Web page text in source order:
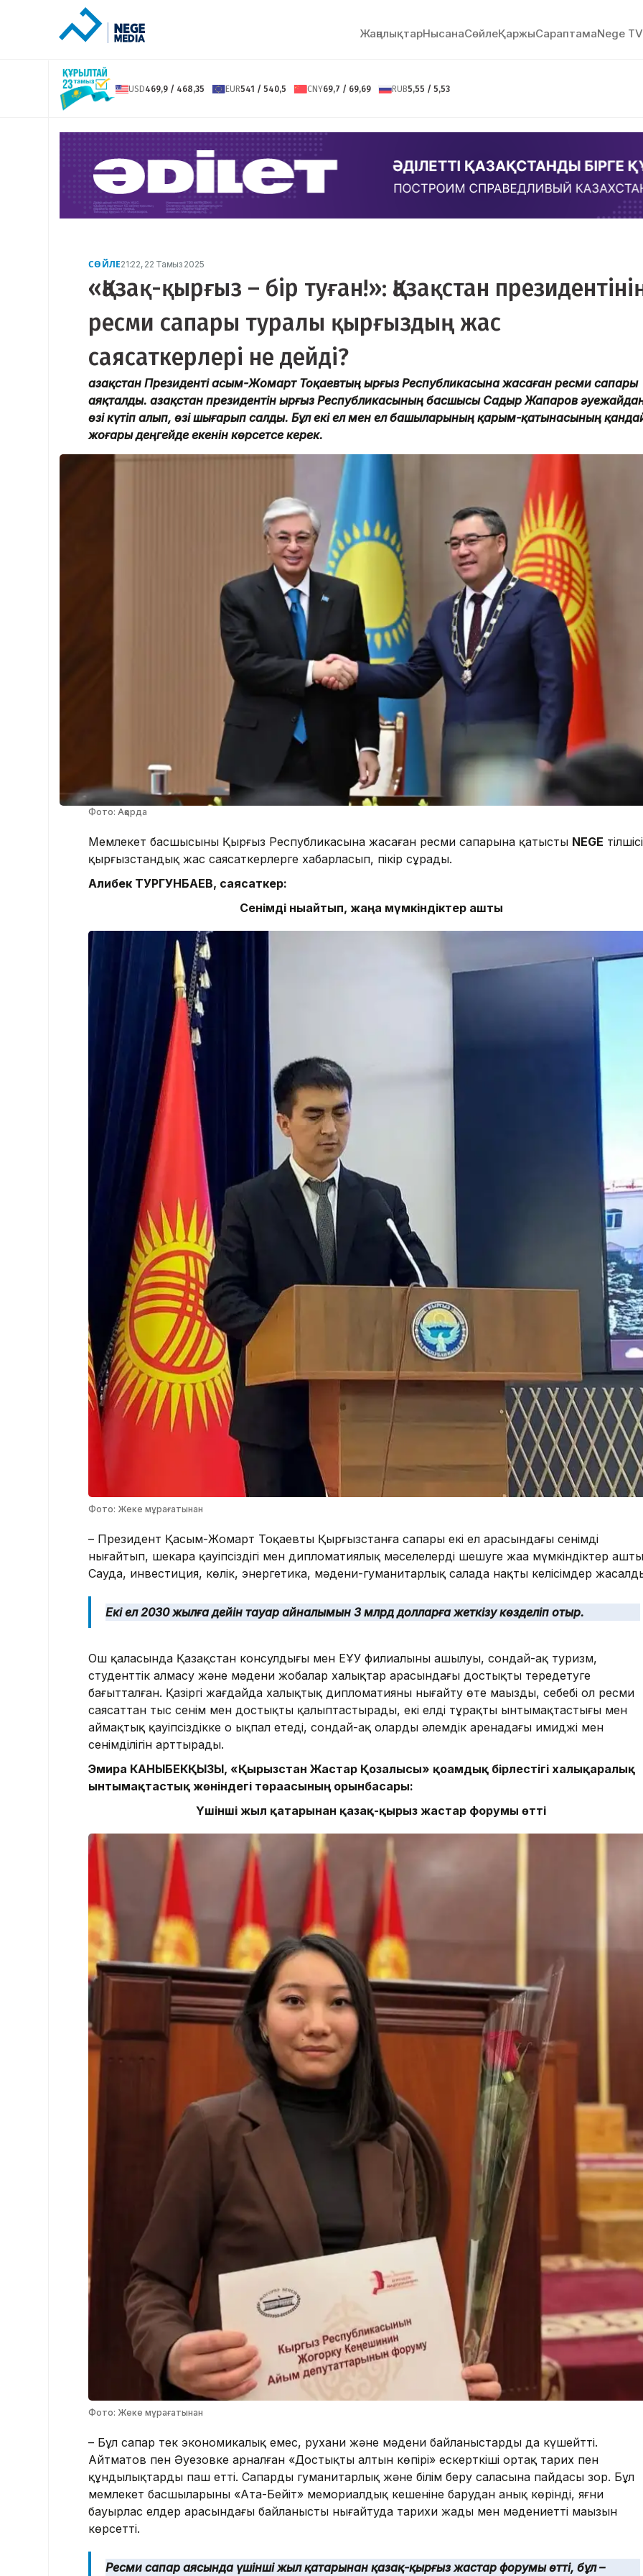
ЖаңалықтарНысанаСөйлeҚаржыСараптамаNege TV
USD469,9 / 468,35 EUR541 / 540,5 CNY69,7 / 69,69 RUB5,55 / 5,53
СӨЙЛЕ21:22, 22 Тамыз 2025
«Қазақ-қырғыз – бір туған!»: Қазақстан
ресми сапары туралы қырғыздың жас
саясаткерлері не дейді?
Қазақстан Президенті Қасым-Жомарт Тоқаевтың Қырғыз Республикасына жасаған ресми сапары
аяқталды. Қазақстан президентін Қырғыз Республикасының басшысы Садыр Жапаров
өзі күтіп алып, өзі шығарып салды. Бұл екі ел мен ел башыларының қарым-қатынасының
жоғары деңгейде екенін көрсетсе керек.
Фото: Ақорда
Мемлекет басшысының Қырғыз Республикасына жасаған ресми сапарына қатысты NEGE тілшісі
қырғызстандық жас саясаткерлерге хабарласып, пікір сұрады.
Алибек ТУРГУНБАЕВ, саясаткер:
Сенімді нығайтып, жаңа мүмкіндіктер ашты
Фото: Жеке мұрағатынан
– Президент Қасым-Жомарт Тоқаевтың Қырғызстанға сапары екі ел арасындағы сенімді
нығайтып, шекара қауіпсіздігі мен дипломатиялық мәселелерді шешуге жаңа мүмкіндіктер
Сауда, инвестиция, көлік, энергетика, мәдени-гуманитарлық салада нақты келісімдер
Екі ел 2030 жылға дейін тауар айналымын 3 млрд долларға жеткізу көзделіп отыр.
Ош қаласында Қазақстан консулдығы мен ЕҰУ филиалының ашылуы, сондай-ақ туризм,
студенттік алмасу және мәдени жобалар халықтар арасындағы достықты тереңдетуге
бағытталған. Қазіргі жағдайда халықтық дипломатияны нығайту өте маңызды, себебі ол ресми
саясаттан тыс сенім мен достықты қалыптастырады, екі елдің тұрақты ынтымақтастығы мен
аймақтық қауіпсіздікке оң ықпал етеді, сондай-ақ олардың әлемдік аренадағы имиджі мен
сенімділігін арттырады.
Эмира КАНЫБЕКҚЫЗЫ, «Қырғызстан Жастар Қозғалысы» қоғамдық бірлестігі халықаралық
ынтымақтастық жөніндегі төрағасының орынбасары:
Үшінші жыл қатарынан қазақ-қырғыз жастар форумы өтті
Фото: Жеке мұрағатынан
– Бұл сапар тек экономикалық емес, рухани және мәдени байланыстарды да күшейтті.
Айтматов пен Әуезовке арналған «Достықтың алтын көпірі» ескерткіші ортақ тарих пен
құндылықтарды паш етті. Сапардың гуманитарлық және білім беру саласына пайдасы зор. Бұл
мемлекет басшыларының «Ата-Бейіт» мемориалдық кешеніне барудан анық көрінді, яғни
бауырлас елдер арасындағы байланысты нығайтуда тарихи жады мен мәдениеттің маңызын
көрсетті.
Ресми сапар аясында үшінші жыл қатарынан қазақ-қырғыз жастар форумы өтті, бұл –